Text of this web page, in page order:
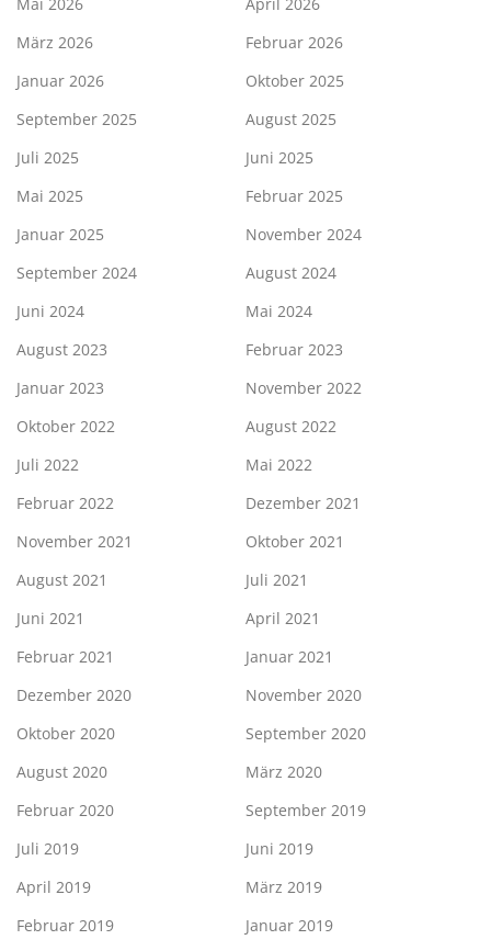
März 2026
Februar 2026
Januar 2026
Oktober 2025
September 2025
August 2025
Juli 2025
Juni 2025
Mai 2025
Februar 2025
Januar 2025
November 2024
September 2024
August 2024
Juni 2024
Mai 2024
August 2023
Februar 2023
Januar 2023
November 2022
Oktober 2022
August 2022
Juli 2022
Mai 2022
Februar 2022
Dezember 2021
November 2021
Oktober 2021
August 2021
Juli 2021
Juni 2021
April 2021
Februar 2021
Januar 2021
Dezember 2020
November 2020
Oktober 2020
September 2020
August 2020
März 2020
Februar 2020
September 2019
Juli 2019
Juni 2019
April 2019
März 2019
Februar 2019
Januar 2019